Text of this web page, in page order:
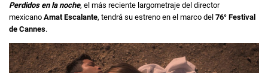
Perdidos en la noche, el más reciente largometraje del director
mexicano Amat Escalante, tendrá su estreno en el marco del 76° Festival
de Cannes.